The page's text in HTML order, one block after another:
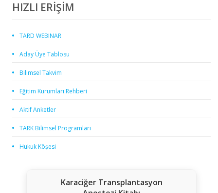
HIZLI ERİŞİM
TARD WEBINAR
Aday Üye Tablosu
Bilimsel Takvim
Eğitim Kurumları Rehberi
Aktif Anketler
TARK Bilimsel Programları
Hukuk Köşesi
Karaciğer Transplantasyon